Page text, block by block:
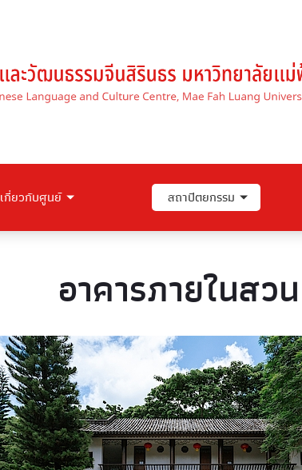
เกี่ยวกับศูนย์ สถาปัตยกรรม
อาคารภายในสวน